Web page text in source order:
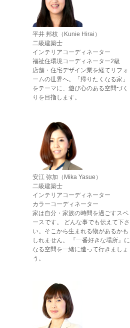
平井 邦枝（Kunie Hirai）
二級建築士
インテリアコーディネーター
福祉住環境コーディネーター2級
店舗・住宅デザイン業を経てリフォ
ームの世界へ。「帰りたくなる家」
をテーマに、遊び心のある空間づく
りを目指します。
安江 弥加（Mika Yasue）
二級建築士
インテリアコーディネーター
カラーコーディネーター
家は自分・家族の時間を過ごすスペ
ースです。 どんな事でも伝えて下さ
い。そこから生まれる物があるかも
しれません。 『一番好きな場所』に
なる空間を一緒に造って行きましょ
う。